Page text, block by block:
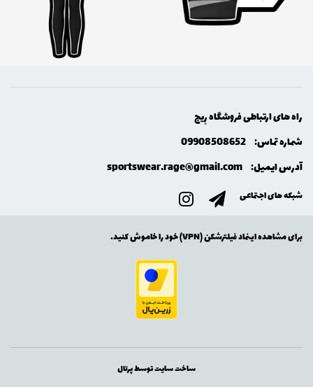
راه های ارتباطی فروشگاه رِيج
شماره تماس: 09908508652
آدرس ایمیل: sportswear.rage@gmail.com
شبکه های اجتماعی
برای مشاهده اینماد فیلترشکن (VPN) خود را خاموش کنید.
ساخت سایت توسطپرتال